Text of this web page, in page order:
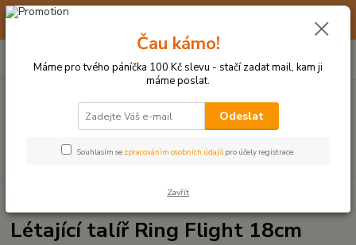
☀️ 10. - 14. SRPNA 2026 MÁME DOVOLENOU ☀️ OBJEDNÁVKY
Hledat
po–pá: 9–17 hod.
za0 Kč
MÍČKY, APORTY, TALÍŘE, HÁZEČE
Létající talíř Ring Flight 18cm
Čau kámo!
Máme pro tvého páníčka 100 Kč slevu - stačí zadat mail, kam ji
máme poslat.
Odeslat
Souhlasím se zpracováním osobních údajů pro účely registrace.
Zavřít